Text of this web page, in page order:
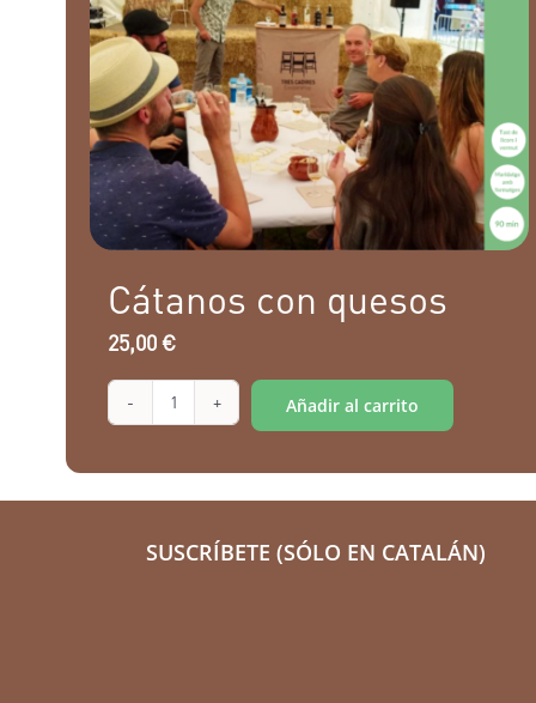
Cátanos con quesos
25,00€
Cátanos
quesos
cantidad
Añadir al carrito
Alternative:
SUSCRÍBETE (SÓLO EN CATALÁN)